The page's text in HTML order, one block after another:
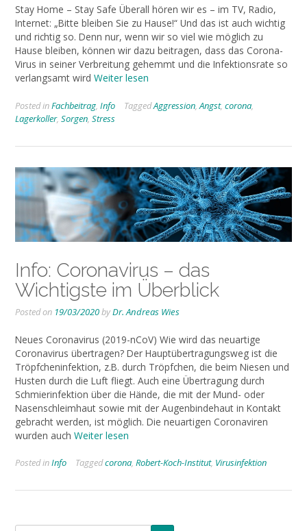
Stay Home – Stay Safe Überall hören wir es – im TV, Radio,
Internet: „Bitte bleiben Sie zu Hause!“ Und das ist auch wichtig
und richtig so. Denn nur, wenn wir so viel wie möglich zu
Hause bleiben, können wir dazu beitragen, dass das Corona-
Virus in seiner Verbreitung gehemmt und die Infektionsrate so
verlangsamt wird Weiter lesen
Posted inFachbeitrag, Info TaggedAggression,Angst, corona,
Lagerkoller, Sorgen, Stress
Info: Coronavirus – das
Wichtigste im Überblick
Posted on 19/03/2020byDr. Andreas Wies
Neues Coronavirus (2019-nCoV) Wie wird das neuartige
Coronavirus übertragen? Der Hauptübertragungsweg ist die
Tröpfcheninfektion, z.B. durch Tröpfchen, die beim Niesen und
Husten durch die Luft fliegt. Auch eine Übertragung durch
Schmierinfektion über die Hände, die mit der Mund- oder
Nasenschleimhaut sowie mit der Augenbindehaut in Kontakt
gebracht werden, ist möglich. Die neuartigen Coronaviren
wurden auch Weiter lesen
Posted inInfo Taggedcorona, Robert-Koch-Institut, Virusinfektion